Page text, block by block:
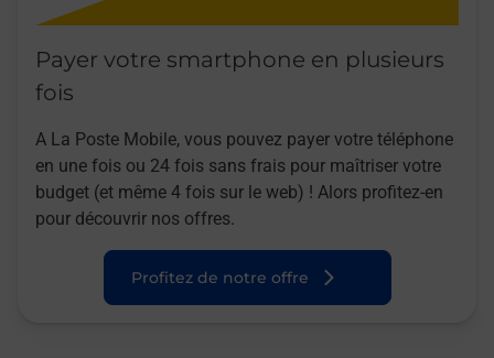
Payer votre smartphone en plusieurs
fois
A La Poste Mobile, vous pouvez payer votre téléphone
en une fois ou 24 fois sans frais pour maîtriser votre
budget (et même 4 fois sur le web) ! Alors profitez-en
pour découvrir nos offres.
Profitez de notre offre